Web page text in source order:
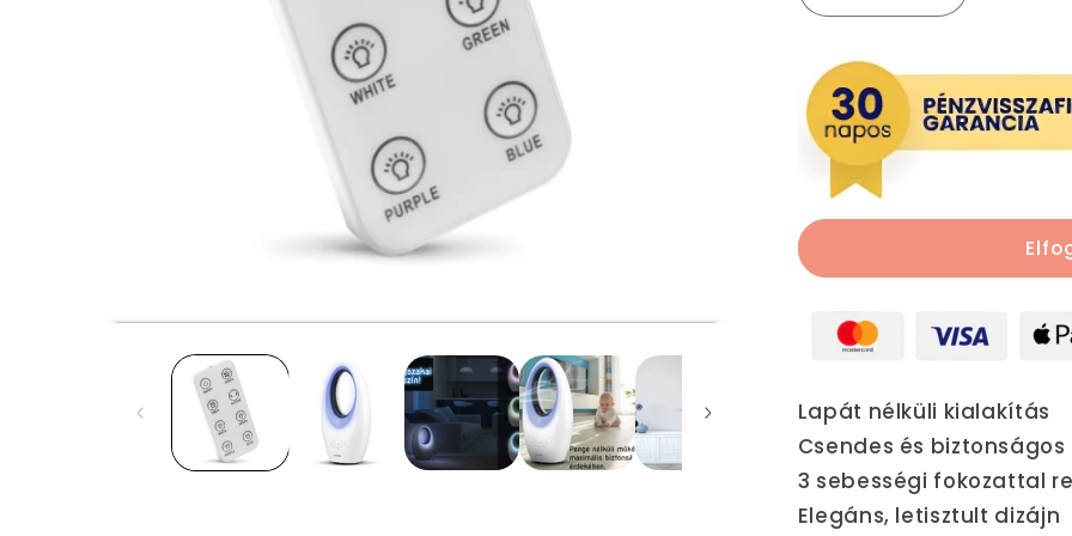
lapát
ventilátor
mennyiségének
csökkentése
lapát
ventilátor
növelése
Lapát nélküli kialakítás
Csendes és biztonságos
3 sebességi fokozattal
Elegáns, letisztult dizájn